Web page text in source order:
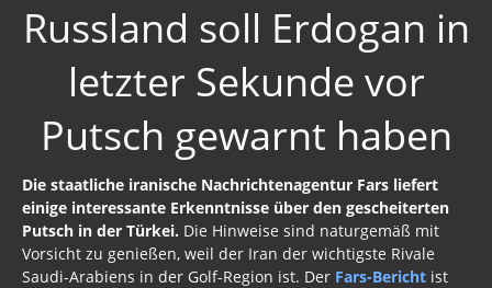
Russland soll Erdogan in
letzter Sekunde vor
Putsch gewarnt haben
Die staatliche iranische Nachrichtenagentur Fars liefert
einige interessante Erkenntnisse über den gescheiterten
Putsch in der Türkei. Die Hinweise sind naturgemäß mit
Vorsicht zu genießen, weil der Iran der wichtigste Rivale
Saudi-Arabiens in der Golf-Region ist. Der Fars-Bericht ist